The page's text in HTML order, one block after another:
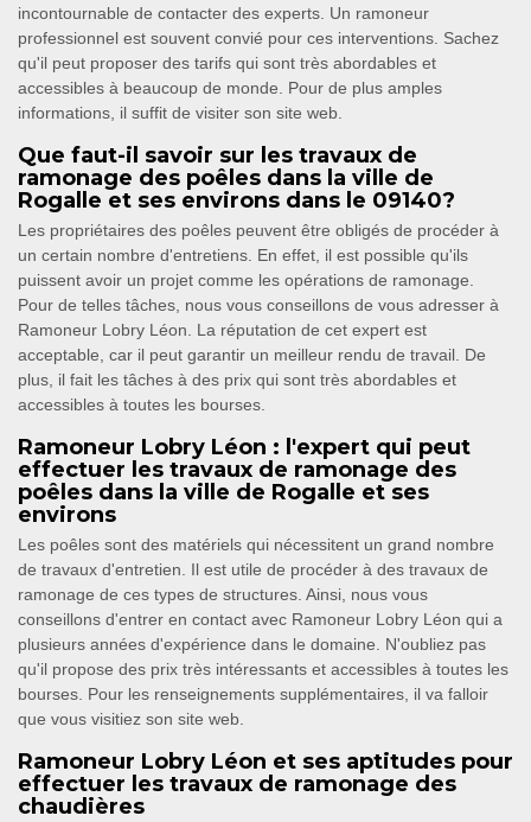
incontournable de contacter des experts. Un ramoneur
professionnel est souvent convié pour ces interventions. Sachez
qu'il peut proposer des tarifs qui sont très abordables et
accessibles à beaucoup de monde. Pour de plus amples
informations, il suffit de visiter son site web.
Que faut-il savoir sur les travaux de
ramonage des poêles dans la ville de
Rogalle et ses environs dans le 09140?
Les propriétaires des poêles peuvent être obligés de procéder à
un certain nombre d'entretiens. En effet, il est possible qu'ils
puissent avoir un projet comme les opérations de ramonage.
Pour de telles tâches, nous vous conseillons de vous adresser à
Ramoneur Lobry Léon. La réputation de cet expert est
acceptable, car il peut garantir un meilleur rendu de travail. De
plus, il fait les tâches à des prix qui sont très abordables et
accessibles à toutes les bourses.
Ramoneur Lobry Léon : l'expert qui peut
effectuer les travaux de ramonage des
poêles dans la ville de Rogalle et ses
environs
Les poêles sont des matériels qui nécessitent un grand nombre
de travaux d'entretien. Il est utile de procéder à des travaux de
ramonage de ces types de structures. Ainsi, nous vous
conseillons d'entrer en contact avec Ramoneur Lobry Léon qui a
plusieurs années d'expérience dans le domaine. N'oubliez pas
qu'il propose des prix très intéressants et accessibles à toutes les
bourses. Pour les renseignements supplémentaires, il va falloir
que vous visitiez son site web.
Ramoneur Lobry Léon et ses aptitudes pour
effectuer les travaux de ramonage des
chaudières